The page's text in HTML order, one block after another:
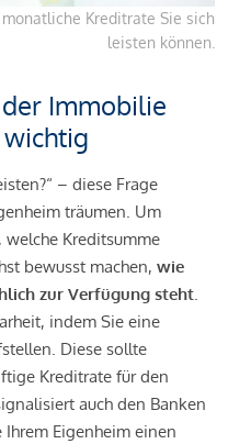
Kreditrate Sie sich
leisten können.
Immobilie
– diese Frage
träumen. Um
welche Kreditsumme
bewusst machen, wie
zur Verfügung steht.
indem Sie eine
Diese sollte
Kreditrate für den
auch den Banken
Eigenheim einen